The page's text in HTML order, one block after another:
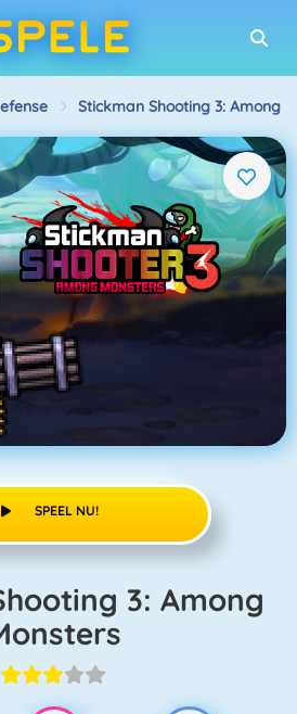
Stickman Shooting 3: Among
SPEEL NU!